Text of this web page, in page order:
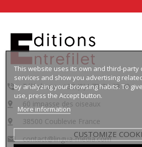
This website uses its own and third-party
services and show you advertising
by analyzing your browsing habits. To
use, press the Accept button.
More information
CUSTOMIZE
Téléphone : +33 (0)4 78 30 88 49
60 impasse des oiseaux
38500 Coublevie France
contact@lingua-media.com